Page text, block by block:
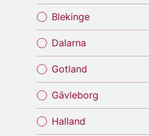
Blekinge
Dalarna
Gotland
Gävleborg
Halland